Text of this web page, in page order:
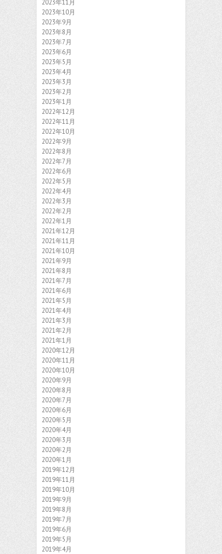
2023年11月
2023年10月
2023年9月
2023年8月
2023年7月
2023年6月
2023年5月
2023年4月
2023年3月
2023年2月
2023年1月
2022年12月
2022年11月
2022年10月
2022年9月
2022年8月
2022年7月
2022年6月
2022年5月
2022年4月
2022年3月
2022年2月
2022年1月
2021年12月
2021年11月
2021年10月
2021年9月
2021年8月
2021年7月
2021年6月
2021年5月
2021年4月
2021年3月
2021年2月
2021年1月
2020年12月
2020年11月
2020年10月
2020年9月
2020年8月
2020年7月
2020年6月
2020年5月
2020年4月
2020年3月
2020年2月
2020年1月
2019年12月
2019年11月
2019年10月
2019年9月
2019年8月
2019年7月
2019年6月
2019年5月
2019年4月